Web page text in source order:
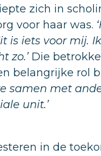
zich in
voor haar was.
is iets voor mij.
zo.’Die
belangrijke rol
samen met
unit.’
in de